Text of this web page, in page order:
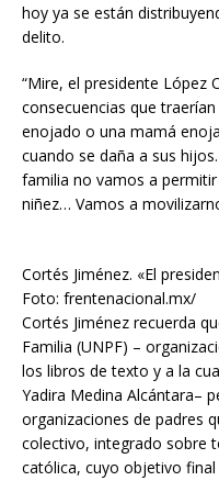
hoy ya se están
delito.
“Mire, el presidente López
consecuencias que
enojado o una mamá
cuando se daña a sus
familia no vamos a
niñez… Vamos a
Cortés Jiménez. «El
Foto: frentenacional.mx/
Cortés Jiménez recuerda
Familia (UNPF) –
los libros de texto y a la
Yadira Medina Alcántara–
organizaciones de padres
colectivo, integrado sobre
católica, cuyo objetivo final